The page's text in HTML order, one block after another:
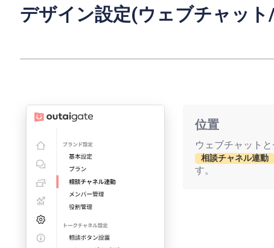
デザイン設定(ウェブチャッ
位置
ウェブチャット
相談チャネル連動
す。